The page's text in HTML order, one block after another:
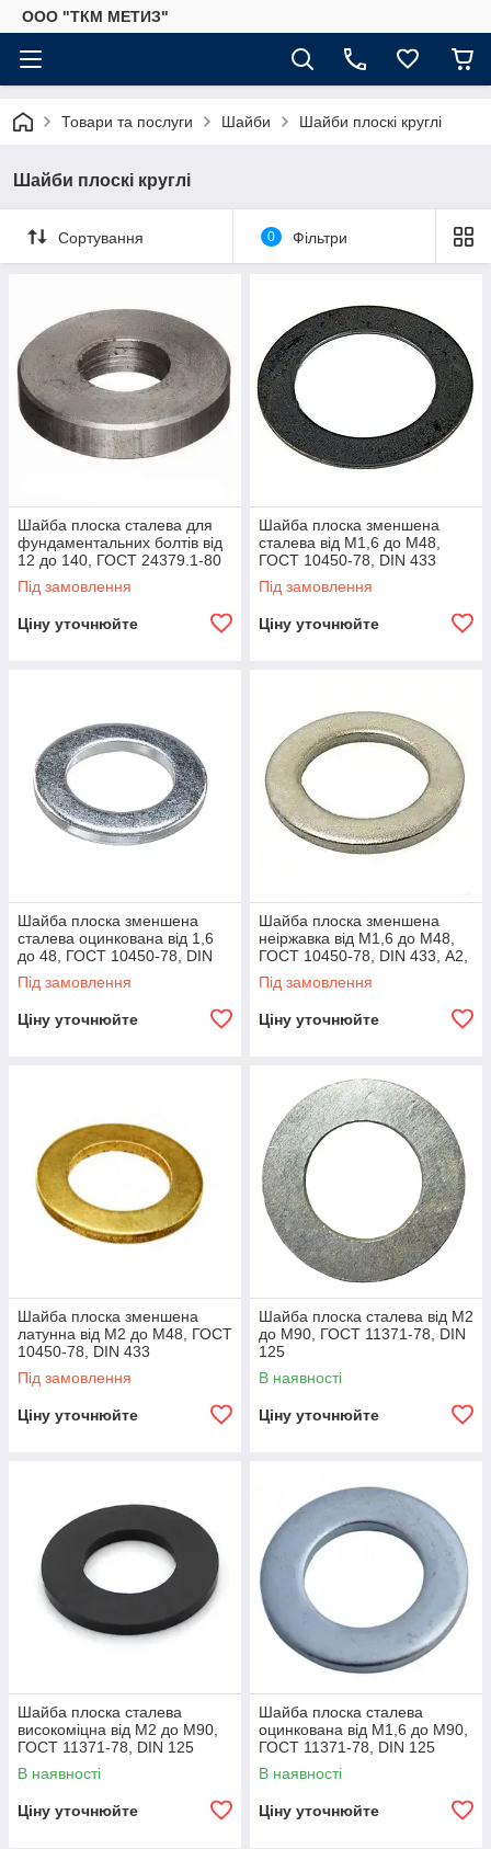
ООО "ТКМ МЕТИЗ"
Товари та послуги Шайби Шайби плоскі круглі
Шайби плоскі круглі
Сортування 0 Фільтри
Шайба плоска сталева для
фундаментальних болтів від
12 до 140, ГОСТ 24379.1-80
Під замовлення
Ціну уточнюйте
Шайба плоска зменшена
сталева від М1,6 до М48,
ГОСТ 10450-78, DIN 433
Під замовлення
Ціну уточнюйте
Шайба плоска зменшена
сталева оцинкована від 1,6
до 48, ГОСТ 10450-78, DIN
433
Під замовлення
Ціну уточнюйте
Шайба плоска зменшена
неіржавка від М1,6 до М48,
ГОСТ 10450-78, DIN 433, А2,
А4
Під замовлення
Ціну уточнюйте
Шайба плоска зменшена
латунна від М2 до М48, ГОСТ
10450-78, DIN 433
Під замовлення
Ціну уточнюйте
Шайба плоска сталева від М2
до М90, ГОСТ 11371-78, DIN
125
В наявності
Ціну уточнюйте
Шайба плоска сталева
високоміцна від М2 до М90,
ГОСТ 11371-78, DIN 125
В наявності
Ціну уточнюйте
Шайба плоска сталева
оцинкована від М1,6 до М90,
ГОСТ 11371-78, DIN 125
В наявності
Ціну уточнюйте